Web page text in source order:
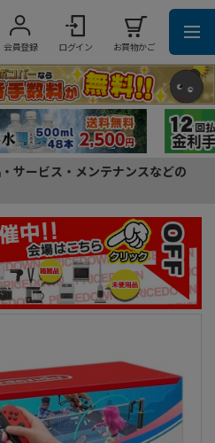
会員登録 ログイン お買物かご
サービス・メンテナンスなどの